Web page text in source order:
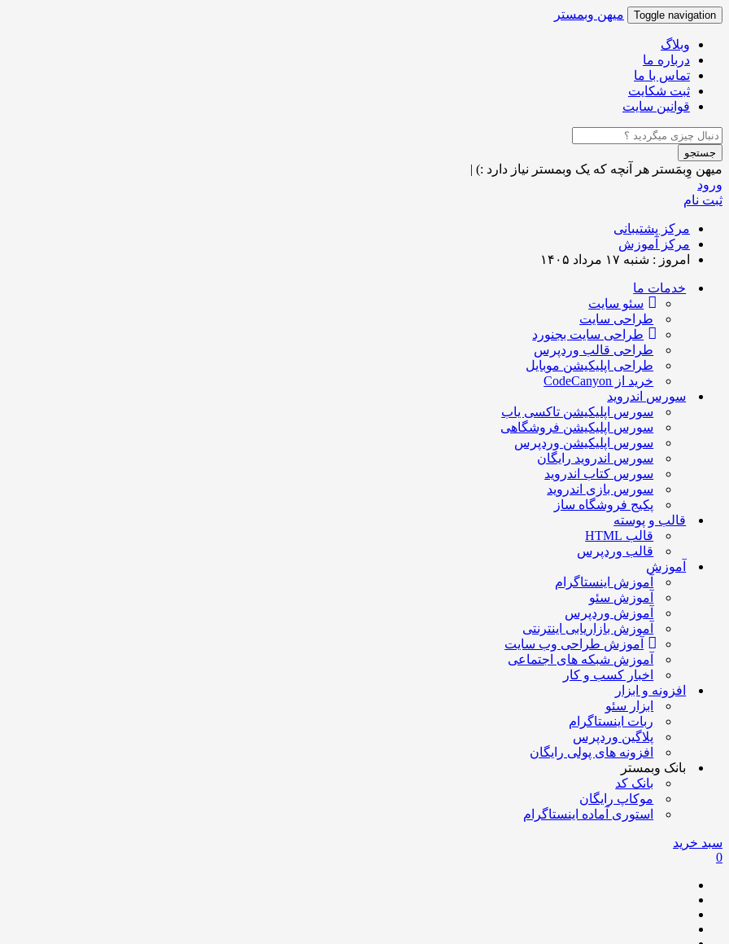
Toggle navigation میهن وبمستر
وبلاگ
درباره ما
تماس با ما
ثبت شکایت
قوانین سایت
جستجو
میهن وِبمَستر هر آنچه که یک وبمستر نیاز دارد :) |
ورود
ثبت نام
مرکز پشتیبانی
مرکز آموزش
امروز : شنبه ۱۷ مرداد ۱۴۰۵
خدمات ما
سئو سایت
طراحی سایت
طراحی سایت بجنورد
طراحی قالب وردپرس
طراحی اپلیکیشن موبایل
خرید از CodeCanyon
سورس اندروید
سورس اپلیکیشن تاکسی یاب
سورس اپلیکیشن فروشگاهی
سورس اپلیکیشن وردپرس
سورس اندروید رایگان
سورس کتاب اندروید
سورس بازی اندروید
پکیج فروشگاه ساز
قالب و پوسته
قالب HTML
قالب وردپرس
آموزش
آموزش اینستاگرام
آموزش سئو
آموزش وردپرس
آموزش بازاریابی اینترنتی
آموزش طراحی وب سایت
آموزش شبکه های اجتماعی
اخبار کسب و کار
افزونه و ابزار
ابزار سئو
ربات اینستاگرام
پلاگین وردپرس
افزونه های پولی رایگان
بانک وبمستر
بانک کد
موکاپ رایگان
استوری آماده اینستاگرام
سبد خرید
0